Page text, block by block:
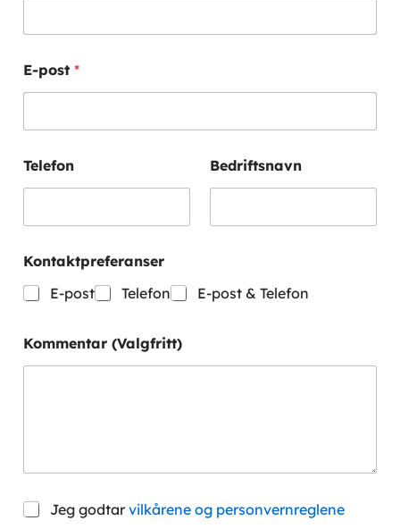
E-post *
Telefon Bedriftsnavn
Kontaktpreferanser
E-post
Telefon E-post & Telefon
a
v
t
Kommentar (Valgfritt)
S
Jeg godtar vilkårene og personvernreglene